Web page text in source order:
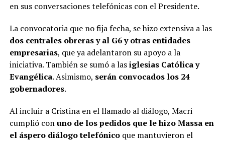
en sus conversaciones telefónicas con el Presidente.
La convocatoria que no fija fecha, se hizo extensiva a las
dos centrales obreras y al G6 y otras entidades
empresarias, que ya adelantaron su apoyo a la
iniciativa. También se sumó a lasiglesias Católica y
Evangélica. Asimismo, serán convocados los 24
gobernadores.
Al incluir a Cristina en el llamado al diálogo, Macri
cumplió conuno de los pedidos que le hizo Massa en
el áspero diálogo telefónicoque mantuvieron el